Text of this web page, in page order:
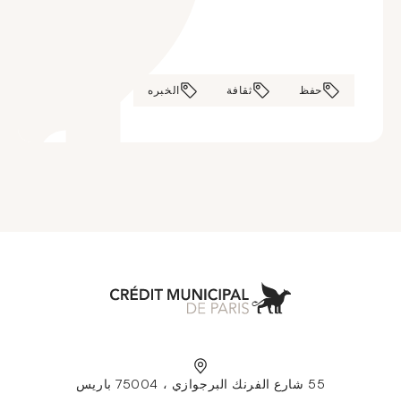
حفظ ثقافة الخبره
55 شارع الفرنك البرجوازي ، 75004 باريس